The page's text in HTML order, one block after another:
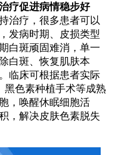
造良好的环境。同时，还
刺激，定期复查，发现复
疗，避免病情反反复
促进病情稳步好
治疗，很多患者可以
发病时期、皮损类型
白斑顽固难消，单一
白斑、恢复肌肤本
临床可根据患者实际
黑色素种植手术等成熟
，唤醒休眠细胞活
，解决皮肤色素脱失